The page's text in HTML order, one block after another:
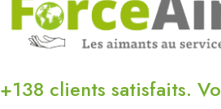
+138 clients satisfaits.